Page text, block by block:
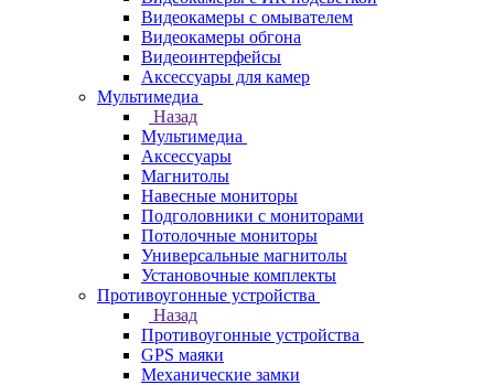
Видеокамеры с омывателем
Видеокамеры обгона
Видеоинтерфейсы
Аксессуары для камер
Мультимедиа
Назад
Мультимедиа
Аксессуары
Магнитолы
Навесные мониторы
Подголовники с мониторами
Потолочные мониторы
Универсальные магнитолы
Установочные комплекты
Противоугонные устройства
Назад
Противоугонные устройства
GPS маяки
Механические замки